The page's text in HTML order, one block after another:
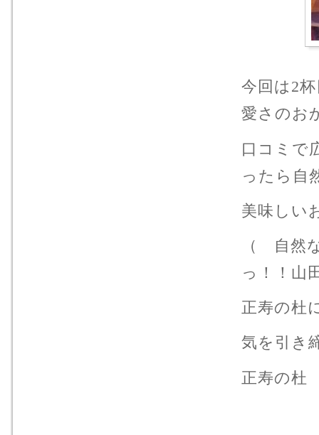
今回は2
愛さのお
口コミで
ったら自
美味しい
（ 自然
っ！！山
正寿の杜
気を引き
正寿の